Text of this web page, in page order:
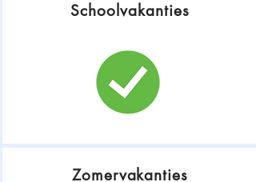
Schoolvakanties
Zomervakanties